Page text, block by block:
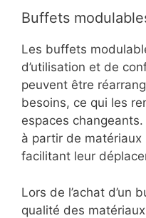
Buffets
Les buffets
d’utilisation et de
peuvent être
besoins, ce qui les
espaces
à partir de
facilitant leur
Lors de l’achat d’un
qualité des